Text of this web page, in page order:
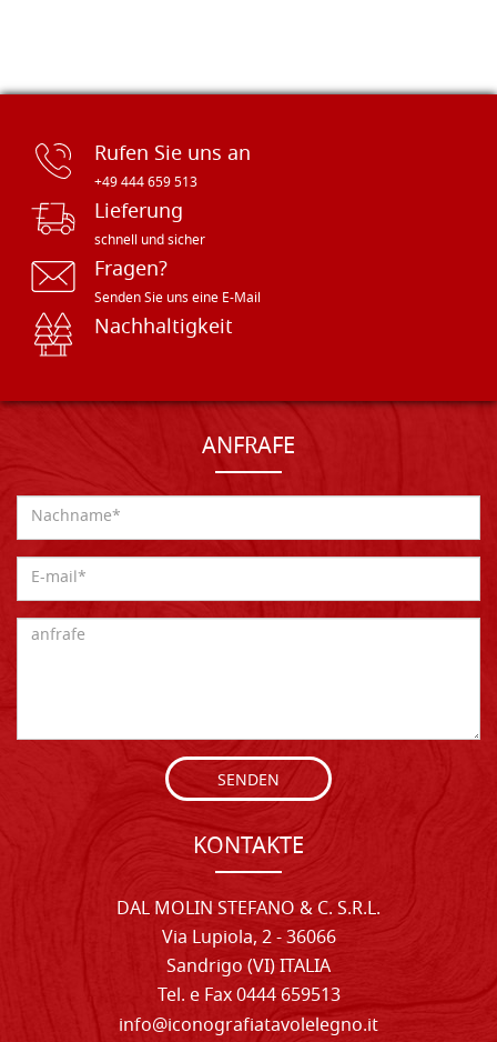
Rufen Sie uns an
+49 444 659 513
Lieferung
schnell und sicher
Fragen?
Senden Sie uns eine E-Mail
Nachhaltigkeit
ANFRAFE
SENDEN
KONTAKTE
DAL MOLIN STEFANO & C. S.R.L.
Via Lupiola, 2 - 36066
Sandrigo (VI) ITALIA
Tel. e Fax 0444 659513
info@iconografiatavolelegno.it